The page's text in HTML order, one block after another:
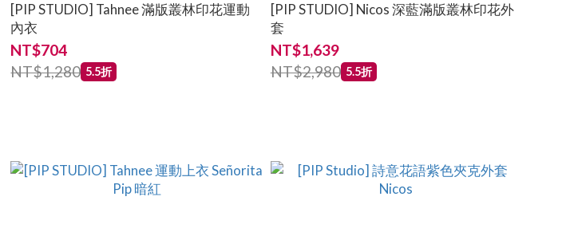
[PIP STUDIO] Tahnee 滿版叢林印花運動
內衣
NT$704
NT$1,280 5.5折
[PIP STUDIO] Nicos 深藍滿版叢林印花外
套
NT$1,639
NT$2,980 5.5折